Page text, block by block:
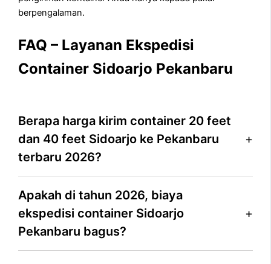
berpengalaman.
FAQ – Layanan Ekspedisi
Container Sidoarjo Pekanbaru
Berapa harga kirim container 20 feet
dan 40 feet Sidoarjo ke Pekanbaru
terbaru 2026?
Apakah di tahun 2026, biaya
ekspedisi container Sidoarjo
Pekanbaru bagus?